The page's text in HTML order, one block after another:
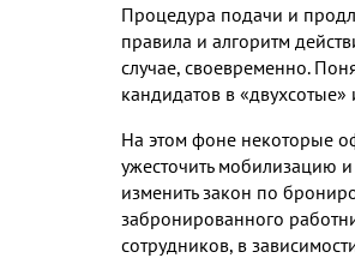
Процедура подачи и
правила и алгоритм
случае, своевременно.
кандидатов в «двухсотые»
На этом фоне некоторые
ужесточить мобилизацию
изменить закон по
забронированного
сотрудников, в